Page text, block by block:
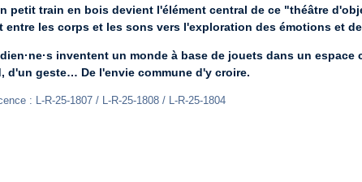
petit train en bois devient l'élément central de ce "théâtre
entre les corps et les sons vers l'exploration des émotions et
inventent un monde à base de jouets dans un
d'un geste… De l'envie commune d'y croire.
: L-R-25-1807 / L-R-25-1808 / L-R-25-1804